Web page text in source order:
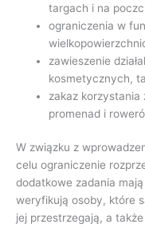
targach i na
ograniczenia w
zawieszenie
kosmetycznych,
zakaz korzystania
promenad i
W związku z
celu ograniczenie
dodatkowe zadania
weryfikują osoby, które
jej przestrzegają, a